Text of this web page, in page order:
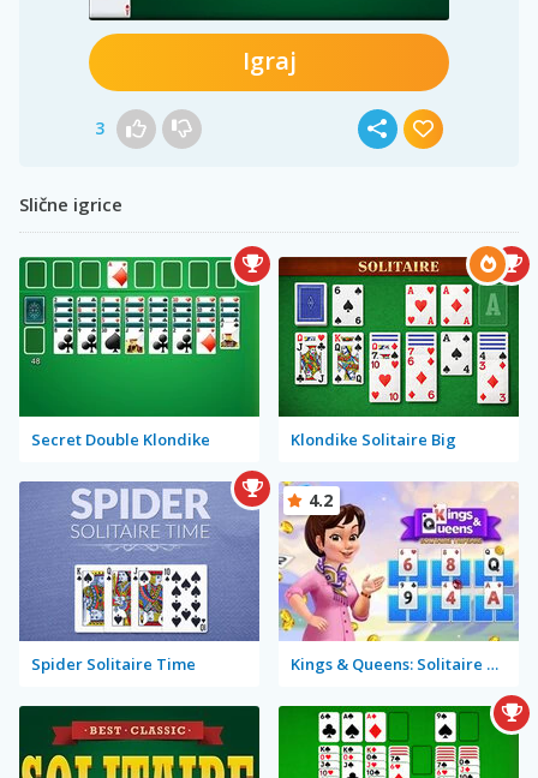
Igraj
3
Slične igrice
Secret Double Klondike Klondike Solitaire Big
Spider Solitaire Time Kings & Queens: Solitaire Tripeaks
4.2